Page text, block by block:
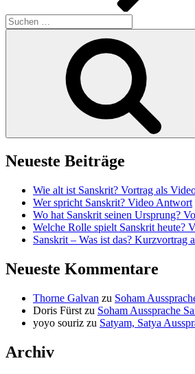
Suchen
nach:
Neueste Beiträge
Wie alt ist Sanskrit? Vortrag als
Wer spricht Sanskrit? Video Antwort
Wo hat Sanskrit seinen Ursprung?
Welche Rolle spielt Sanskrit heute?
Sanskrit – Was ist das? Kurzvortrag
Neueste Kommentare
Thorne Galvan zu Soham
Doris Fürst zu Soham Aussprache
yoyo souriz zu Satyam, Satya
Archiv